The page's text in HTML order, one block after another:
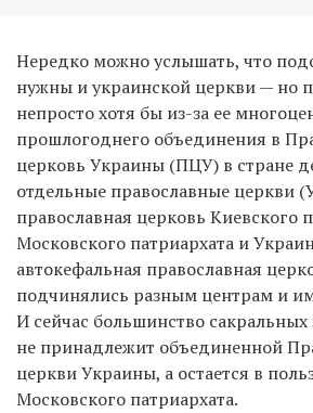
Нередко можно услышать, что
нужны и украинской церкви — но
непросто хотя бы из-за ее
прошлогоднего объединения в
церковь Украины (ПЦУ) в стране
отдельные православные церкви
православная церковь Киевского
Московского патриархата и
автокефальная православная
подчинялись разным центрам и
И сейчас большинство
не принадлежит объединенной
церкви Украины, а остается в
Московского патриархата.